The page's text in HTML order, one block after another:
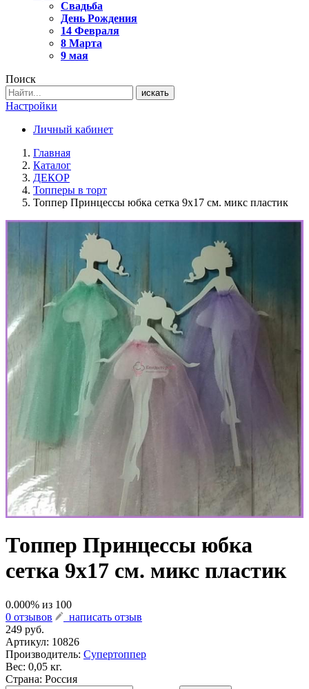
Свадьба
День Рождения
14 Февраля
8 Марта
9 мая
Поиск
искать
Настройки
Личный кабинет
Главная
Каталог
ДЕКОР
Топперы в торт
Топпер Принцессы юбка сетка 9х17 см. микс пластик
Топпер Принцессы юбка
сетка 9х17 см. микс пластик
0.000% из 100
0 отзывов
написать отзыв
249 руб.
Артикул: 10826
Производитель: Супертоппер
Вес: 0,05 кг.
Страна: Россия